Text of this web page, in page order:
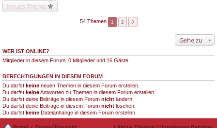
Neues Thema
54 Themen 1 2
Gehe zu
WER IST ONLINE?
Mitglieder in diesem Forum: 0 Mitglieder und 16 Gäste
BERECHTIGUNGEN IN DIESEM FORUM
Du darfst keine neuen Themen in diesem Forum erstellen.
Du darfst keineAntworten zu Themen in diesem Forum erstellen.
Du darfst deine Beiträge in diesem Forum nicht ändern.
Du darfst deine Beiträge in diesem Forum nicht löschen.
Du darfst keine Dateianhänge in diesem Forum erstellen.